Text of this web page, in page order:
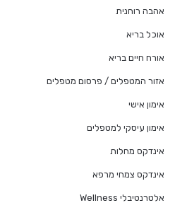
אהבה רוחנית
אוכל בריא
אורח חיים בריא
אזור המטפלים / פרסום מטפלים
אימון אישי
אימון עיסקי למטפלים
אינדקס מחלות
אינדקס צמחי מרפא
אלטרנטיבלי Wellness